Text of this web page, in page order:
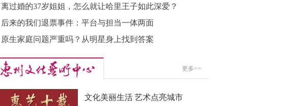
离过婚的37岁姐姐，怎么就让哈里王子如此深爱？
后来的我们退票事件：平台与担当一体两面
原生家庭问题严重吗？从明星身上找到答案
更多>>
文化美丽生活 艺术点亮城市